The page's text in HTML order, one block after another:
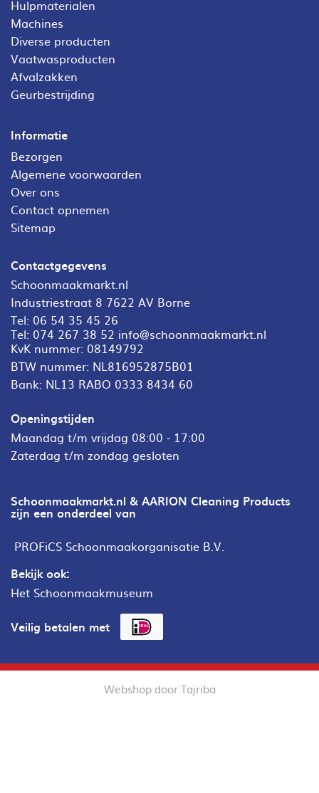
Hulpmaterialen
Machines
Diverse producten
Vaatwasproducten
Afvalzakken
Geurbestrijding
Informatie
Bezorgen
Algemene voorwaarden
Over ons
Contact opnemen
Sitemap
Contactgegevens
Schoonmaakmarkt.nl
Industriestraat 8 7622 AV Borne
Tel: 06 54 35 45 26
Tel: 074 267 38 52 info@schoonmaakmarkt.nl
KvK nummer: 08149792
BTW nummer: NL816952875B01
Bank: NL13 RABO 0333 8434 60
Openingstijden
Maandag t/m vrijdag 08:00 - 17:00
Zaterdag t/m zondag gesloten
Schoonmaakmarkt.nl & AARION Cleaning Products
zijn een onderdeel van
PROFiCS Schoonmaakorganisatie B.V.
Bekijk ook:
Het Schoonmaakmuseum
Veilig betalen met
Webshop door Tajriba